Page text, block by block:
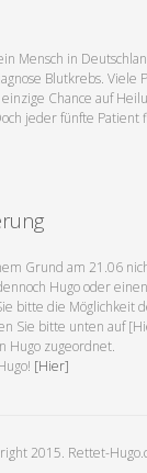
Mensch in
Blutkrebs. Viele
Chance auf
jeder fünfte Patient
Grund am 21.06
Hugo oder
bitte die Möglichkeit
Sie bitte unten auf
Hugo zugeordnet.
[Hier]
2015. Rettet-